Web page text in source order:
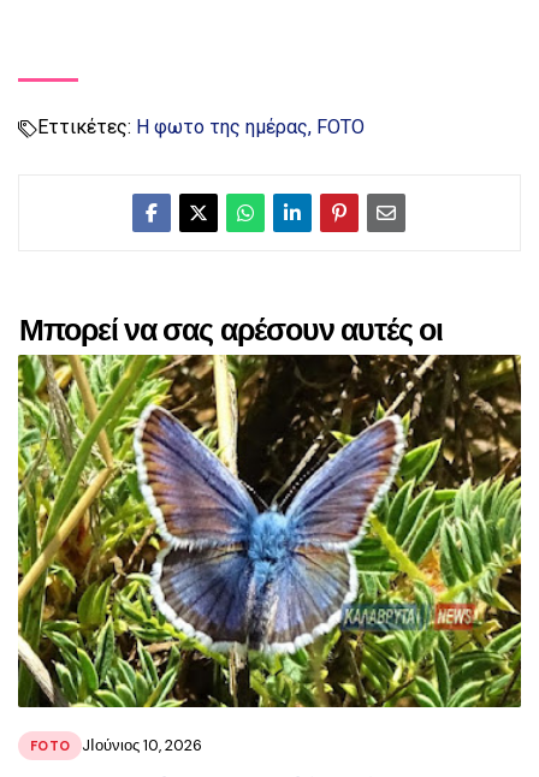
Εττικέτες: Η φωτο της ημέρας FOTO
Μπορεί να σας αρέσουν αυτές οι
αναρτήσεις
FOTO JΙούνιος 10, 2026